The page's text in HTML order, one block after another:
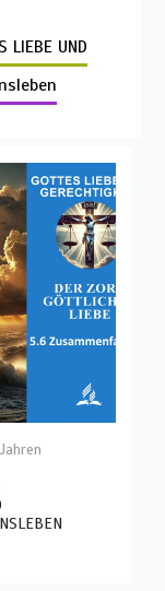
LIEBE UND